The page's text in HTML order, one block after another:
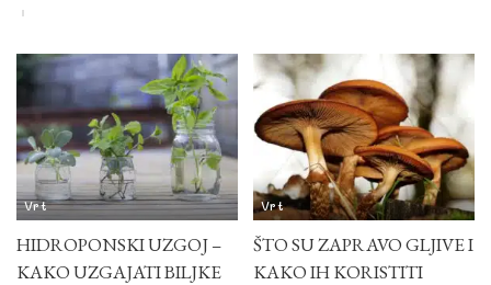
Vrt
HIDROPONSKI UZGOJ –
KAKO UZGAJATI BILJKE
Vrt
ŠTO SU ZAPRAVO GLJIVE I
KAKO IH KORISTITI